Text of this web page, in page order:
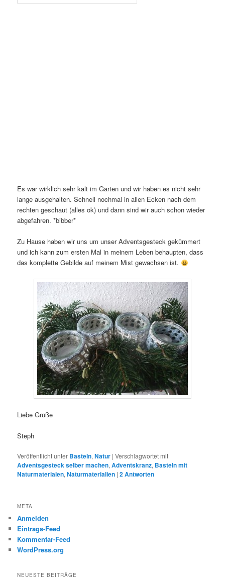
Es war wirklich sehr kalt im Garten und wir haben es nicht sehr
lange ausgehalten. Schnell nochmal in allen Ecken nach dem
rechten geschaut (alles ok) und dann sind wir auch schon wieder
abgefahren. *bibber*
Zu Hause haben wir uns um unser Adventsgesteck gekümmert
und ich kann zum ersten Mal in meinem Leben behaupten, dass
das komplette Gebilde auf meinem Mist gewachsen ist.
Liebe Grüße
Steph
Veröffentlicht unter Basteln,Natur |Verschlagwortet mit
Adventsgesteck selber machen,Adventskranz, Basteln mit
Naturmaterialen,Naturmaterialien |2Antworten
META
Anmelden
Eintrags-Feed
Kommentar-Feed
WordPress.org
NEUESTE BEITRÄGE